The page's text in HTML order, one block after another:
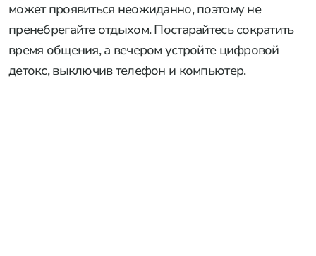
может проявиться неожиданно, поэтому не
пренебрегайте отдыхом. Постарайтесь сократить
время общения, а вечером устройте цифровой
детокс, выключив телефон и компьютер.